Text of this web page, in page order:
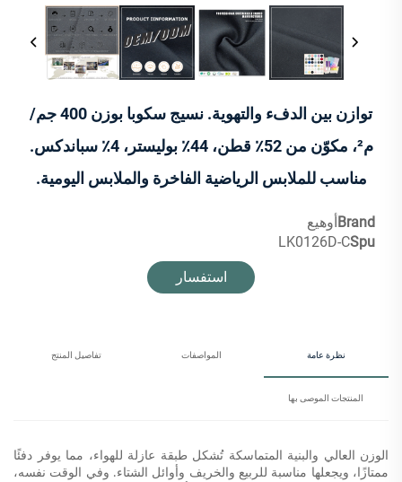
توازن بين الدفء والتهوية. نسيج سكوبا بوزن 400 جم/
م²، مكوّن من 52٪ قطن، 44٪ بوليستر، 4٪ سباندكس.
مناسب للملابس الرياضية الفاخرة والملابس اليومية.
Brand أوهيع
Spu
LK0126D-C
استفسار
نظرة عامة المواصفات تفاصيل المنتج
المنتجات الموصى بها
الوزن العالي والبنية المتماسكة تُشكل طبقة عازلة للهواء، مما يوفر دفئًا
ممتازًا، ويجعلها مناسبة للربيع والخريف وأوائل الشتاء. وفي الوقت نفسه،